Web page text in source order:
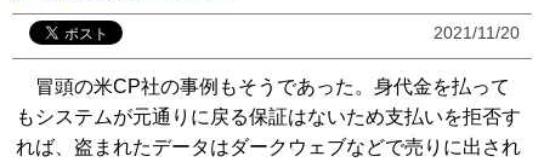
2021/11/20
冒頭の米CP社の事例もそうであった。身代金を払って
もシステムが元通りに戻る保証はないため支払いを拒否す
れば、盗まれたデータはダークウェブなどで売りに出され